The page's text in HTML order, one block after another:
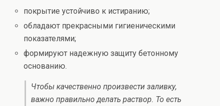
покрытие устойчиво к истиранию;
обладают прекрасными гигиеническими
показателями;
формируют надежную защиту бетонному
основанию.
Чтобы качественно произвести заливку,
важно правильно делать раствор. То есть